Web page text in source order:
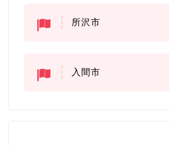
所沢市
入間市